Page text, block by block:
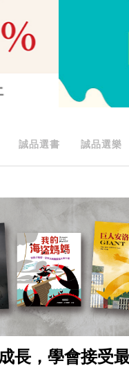
誠品選書 誠品選樂
長，學會接受